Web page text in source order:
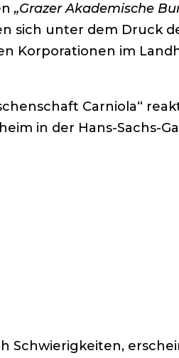
„Grazer Akademische
sich unter dem Druck
Korporationen im
Carniola“
in der Hans-Sachs-
Schwierigkeiten,